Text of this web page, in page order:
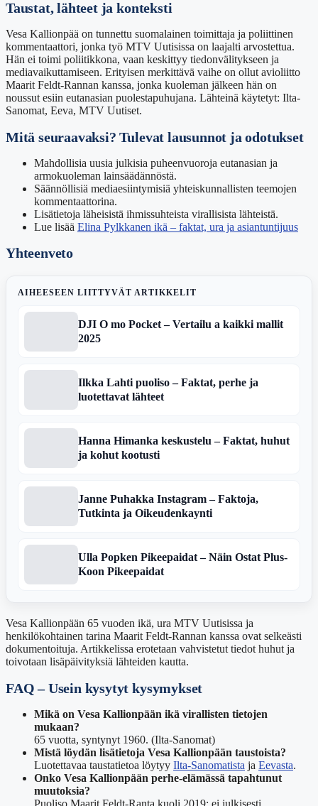
Taustat, lähteet ja konteksti
Vesa Kallionpää on tunnettu suomalainen toimittaja ja poliittinen
kommentaattori, jonka työ MTV Uutisissa on laajalti arvostettua.
Hän ei toimi poliitikkona, vaan keskittyy tiedonvälitykseen ja
mediavaikuttamiseen. Erityisen merkittävä vaihe on ollut avioliitto
Maarit Feldt-Rannan kanssa, jonka kuoleman jälkeen hän on
noussut esiin eutanasian puolestapuhujana. Lähteinä käytetyt: Ilta-
Sanomat, Eeva, MTV Uutiset.
Mitä seuraavaksi? Tulevat lausunnot ja odotukset
Mahdollisia uusia julkisia puheenvuoroja eutanasian ja
armokuoleman lainsäädännöstä.
Säännöllisiä mediaesiintymisiä yhteiskunnallisten teemojen
kommentaattorina.
Lisätietoja läheisistä ihmissuhteista virallisista lähteistä.
Lue lisää Elina Pylkkanen ikä – faktat, ura ja asiantuntijuus
Yhteenveto
AIHEESEEN LIITTYVÄT ARTIKKELIT
DJI O mo Pocket – Vertailu a kaikki mallit
2025
Ilkka Lahti puoliso – Faktat, perhe ja
luotettavat lähteet
Hanna Himanka keskustelu – Faktat, huhut
ja kohut kootusti
Janne Puhakka Instagram – Faktoja,
Tutkinta ja Oikeudenkaynti
Ulla Popken Pikeepaidat – Näin Ostat Plus-
Koon Pikeepaidat
Vesa Kallionpään 65 vuoden ikä, ura MTV Uutisissa ja
henkilökohtainen tarina Maarit Feldt-Rannan kanssa ovat selkeästi
dokumentoituja. Artikkelissa erotetaan vahvistetut tiedot huhut ja
toivotaan lisäpäivityksiä lähteiden kautta.
FAQ – Usein kysytyt kysymykset
Mikä on Vesa Kallionpään ikä virallisten tietojen
mukaan?
65 vuotta, syntynyt 1960. (Ilta-Sanomat)
Mistä löydän lisätietoja Vesa Kallionpään taustoista?
Luotettavaa taustatietoa löytyy Ilta-Sanomatista ja Eevasta.
Onko Vesa Kallionpään perhe-elämässä tapahtunut
muutoksia?
Puoliso Maarit Feldt-Ranta kuoli 2019; ei julkisesti